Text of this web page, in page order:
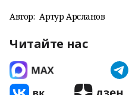
Автор: Артур Арсланов
Читайте нас